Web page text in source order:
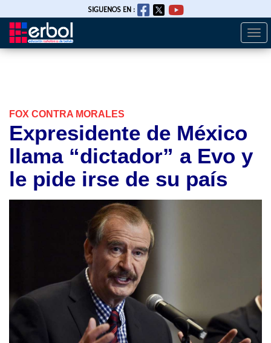
Pasar
SIGUENOS EN :
FOX CONTRA MORALES
Expresidente de México
llama “dictador” a Evo y
le pide irse de su país